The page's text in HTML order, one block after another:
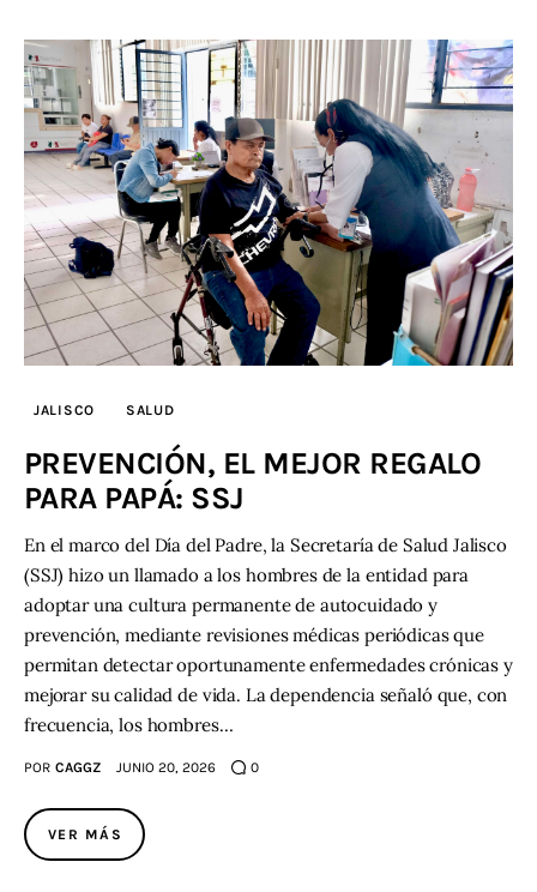
JALISCO SALUD
PREVENCIÓN, EL MEJOR REGALO
PARA PAPÁ: SSJ
En el marco del Día del Padre, la Secretaría de Salud Jalisco
(SSJ) hizo un llamado a los hombres de la entidad para
adoptar una cultura permanente de autocuidado y
prevención, mediante revisiones médicas periódicas que
permitan detectar oportunamente enfermedades crónicas y
mejorar su calidad de vida. La dependencia señaló que, con
frecuencia, los hombres…
POR CAGGZ JUNIO 20, 2026 0
VER MÁS